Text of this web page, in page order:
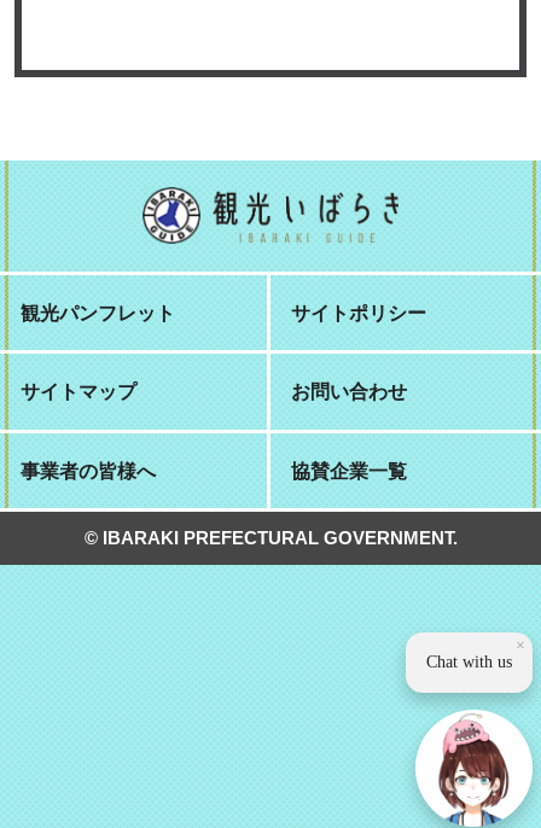
観光パンフレット サイトポリシー
サイトマップ お問い合わせ
事業者の皆様へ 協賛企業一覧
© IBARAKI PREFECTURAL GOVERNMENT.
×
Chat with us